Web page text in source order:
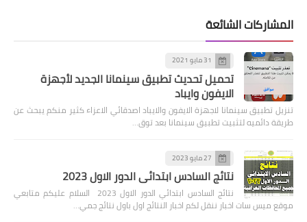
المشاركات الشائعة
31 مايو 2021
تحميل تحديث تطبيق سينمانا الجديد لأجهزة
الايفون وايباد
تنزيل تطبيق سينمانا لاجهزة الايفون والايباد اصدقائي الاعزاء كثير منكم يبحث عن
طريقة دائميه لتثبيت تطبيق سينمانا بعد توق…
27 مايو 2023
نتائج السادس ابتدائي الدور الاول 2023
نتائج السادس ابتدائي الدور الاول 2023 السلام عليكم متابعي
موقع ميس سات اخبار ننقل لكم اخبار النتائج اول باول نتائج جمي…